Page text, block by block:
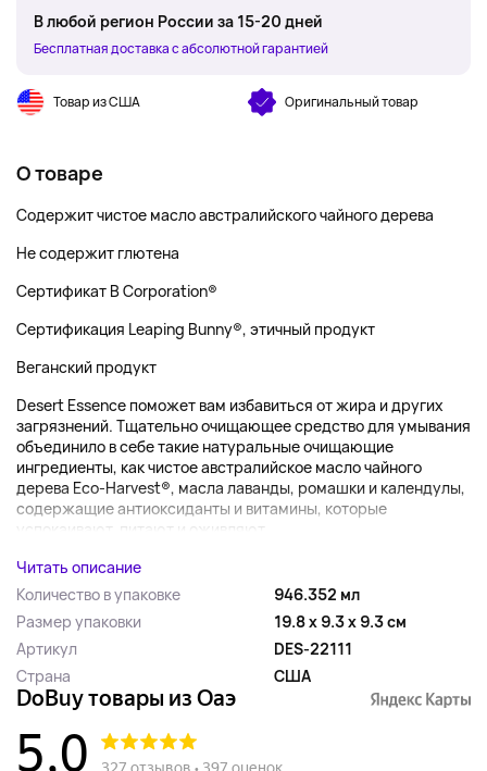
В любой регион России за 15-20 дней
Бесплатная доставка с абсолютной гарантией
Товар из США Оригинальный товар
О товаре
Содержит чистое масло австралийского чайного дерева
Не содержит глютена
Сертификат B Corporation®
Сертификация Leaping Bunny®, этичный продукт
Веганский продукт
Desert Essence поможет вам избавиться от жира и других
загрязнений. Тщательно очищающее средство для умывания
объединило в себе такие натуральные очищающие
ингредиенты, как чистое австралийское масло чайного
дерева Eco-Harvest®, масла лаванды, ромашки и календулы,
содержащие антиоксиданты и витамины, которые
успокаивают, питают и оживляют...
Читать описание
Количество в упаковке
946.352 мл
Размер упаковки
19.8 x 9.3 x 9.3 см
Артикул
DES-22111
Страна
США